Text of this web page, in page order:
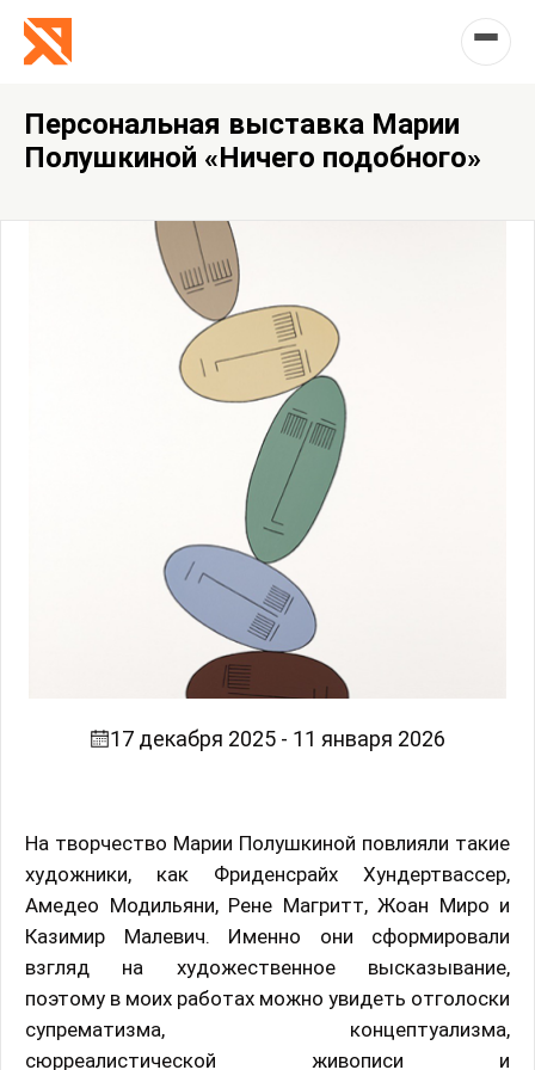
Персональная выставка Марии
Полушкиной «Ничего подобного»
17 декабря 2025 - 11 января 2026
На творчество Марии Полушкиной повлияли такие
художники, как Фриденсрайх Хундертвассер,
Амедео Модильяни, Рене Магритт, Жоан Миро и
Казимир Малевич. Именно они сформировали
взгляд на художественное высказывание,
поэтому в моих работах можно увидеть отголоски
супрематизма, концептуализма,
сюрреалистической живописи и